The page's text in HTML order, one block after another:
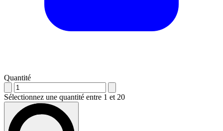
Quantité
Sélectionnez une quantité entre 1 et 20